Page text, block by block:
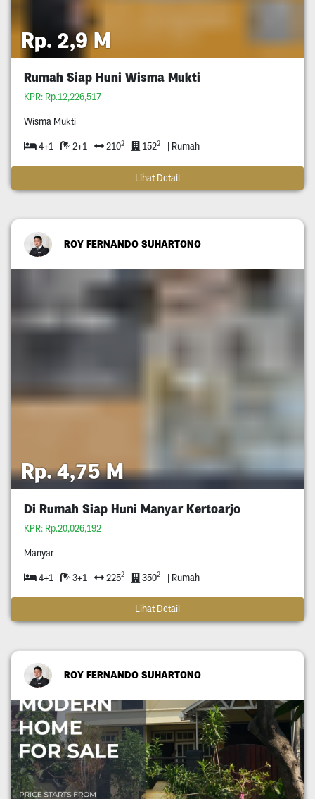
Rp. 2,9 M
Rumah Siap Huni Wisma Mukti
KPR: Rp.12,226,517
Wisma Mukti
4+1 2+1 2102 1522 | Rumah
Lihat Detail
ROY FERNANDO SUHARTONO
Rp. 4,75 M
Di Rumah Siap Huni Manyar Kertoarjo
KPR: Rp.20,026,192
Manyar
4+1 3+1 2252 3502 | Rumah
Lihat Detail
ROY FERNANDO SUHARTONO